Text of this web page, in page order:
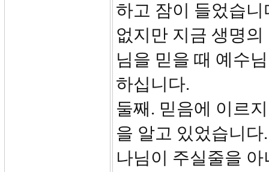
하고 잠이 들었습
없지만 지금 생명
님을 믿을 때 예수
하십니다.
둘째. 믿음에 이르
을 알고 있었습니
나님이 주실줄을